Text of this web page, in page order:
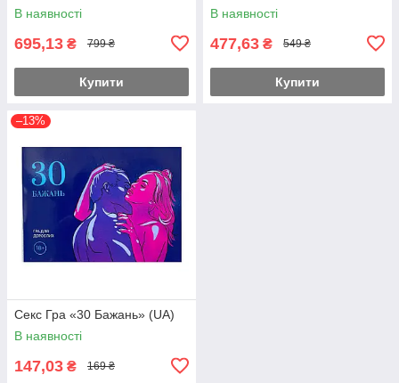
В наявності
695,13 ₴ 799 ₴
Купити
В наявності
477,63 ₴ 549 ₴
Купити
–13%
Секс Гра «30 Бажань» (UA)
В наявності
147,03 ₴ 169 ₴